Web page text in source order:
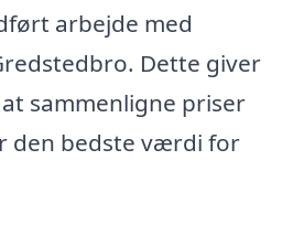
arbejde med
Dette giver
sammenligne priser
den bedste værdi for